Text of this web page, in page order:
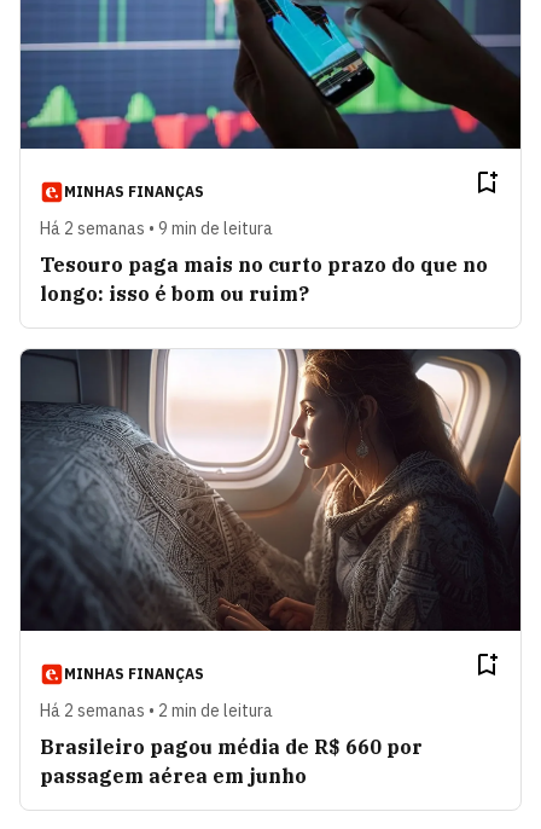
MINHAS FINANÇAS
Há 2 semanas • 9 min de leitura
Tesouro paga mais no curto prazo do que no
longo: isso é bom ou ruim?
MINHAS FINANÇAS
Há 2 semanas • 2 min de leitura
Brasileiro pagou média de R$ 660 por
passagem aérea em junho